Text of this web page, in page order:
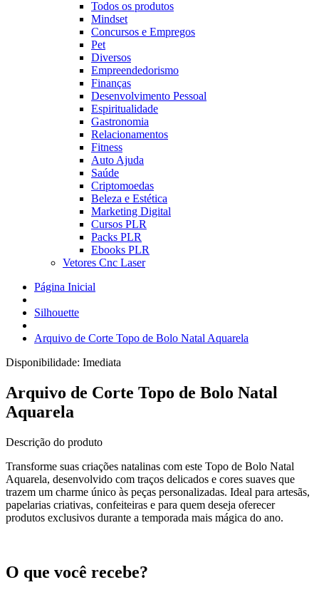
Todos os produtos
Mindset
Concursos e Empregos
Pet
Diversos
Empreendedorismo
Finanças
Desenvolvimento Pessoal
Espiritualidade
Gastronomia
Relacionamentos
Fitness
Auto Ajuda
Saúde
Criptomoedas
Beleza e Estética
Marketing Digital
Cursos PLR
Packs PLR
Ebooks PLR
Vetores Cnc Laser
Página Inicial
Silhouette
Arquivo de Corte Topo de Bolo Natal Aquarela
Disponibilidade: Imediata
Arquivo de Corte Topo de Bolo Natal
Aquarela
Descrição do produto
Transforme suas criações natalinas com este Topo de Bolo Natal
Aquarela, desenvolvido com traços delicados e cores suaves que
trazem um charme único às peças personalizadas. Ideal para artesãs,
papelarias criativas, confeiteiras e para quem deseja oferecer
produtos exclusivos durante a temporada mais mágica do ano.
O que você recebe?